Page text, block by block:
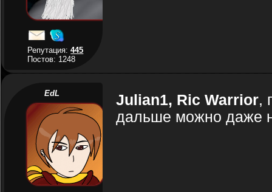
Репутация:445
Постов: 1248
EdL Julian1, Ric Warrior,
дальше можно даже